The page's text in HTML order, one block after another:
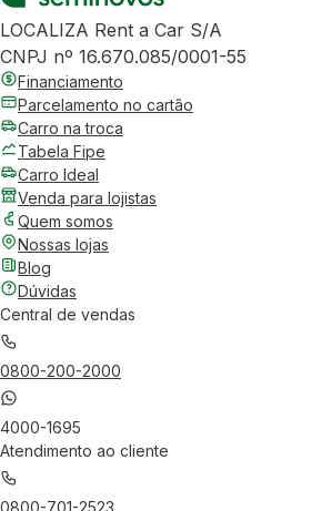
LOCALIZA Rent a Car S/A
CNPJ nº 16.670.085/0001-55
Financiamento
Parcelamento no cartão
Carro na troca
Tabela Fipe
Carro Ideal
Venda para lojistas
Quem somos
Nossas lojas
Blog
Dúvidas
Central de vendas
0800-200-2000
4000-1695
Atendimento ao cliente
0800-701-2523